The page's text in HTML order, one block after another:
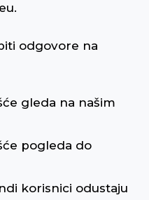
odgovore na
gleda na našim
pogleda do
korisnici odustaju